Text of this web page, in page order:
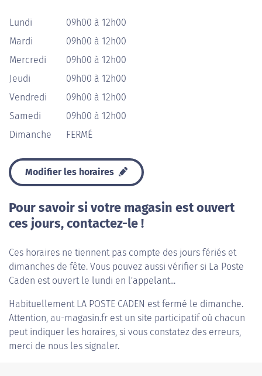
Lundi
09h00 à 12h00
Mardi
09h00 à 12h00
Mercredi
09h00 à 12h00
Jeudi
09h00 à 12h00
Vendredi
09h00 à 12h00
Samedi
09h00 à 12h00
Dimanche
FERMÉ
Modifier les horaires
Pour savoir si votre magasin est ouvert
ces jours, contactez-le !
Ces horaires ne tiennent pas compte des jours fériés et
dimanches de fête. Vous pouvez aussi vérifier si La Poste
Caden est ouvert le lundi en l'appelant...
Habituellement LA POSTE CADEN est fermé le dimanche.
Attention, au-magasin.fr est un site participatif où chacun
peut indiquer les horaires, si vous constatez des erreurs,
merci de nous les signaler.